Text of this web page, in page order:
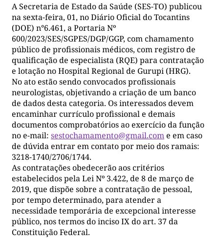
A Secretaria de Estado da Saúde (SES-TO) publicou
na sexta-feira, 01, no Diário Oficial do Tocantins
(DOE) n°6.461, a Portaria Nº
600/2023/SES/SGPES/DGP/GGP, com chamamento
público de profissionais médicos, com registro de
qualificação de especialista (RQE) para contratação
e lotação no Hospital Regional de Gurupi (HRG).
No ato estão sendo convocados profissionais
neurologistas, objetivando a criação de um banco
de dados desta categoria. Os interessados devem
encaminhar currículo profissional e demais
documentos comprobatórios ao exercício da função
no e-mail: sestochamamento@gmail.come em caso
de dúvida entrar em contato por meio dos ramais:
3218-1740/2706/1744.
As contratações obedecerão aos critérios
estabelecidos pela Lei Nº 3.422, de 8 de março de
2019, que dispõe sobre a contratação de pessoal,
por tempo determinado, para atender a
necessidade temporária de excepcional interesse
público, nos termos do inciso IX do art. 37 da
Constituição Federal.